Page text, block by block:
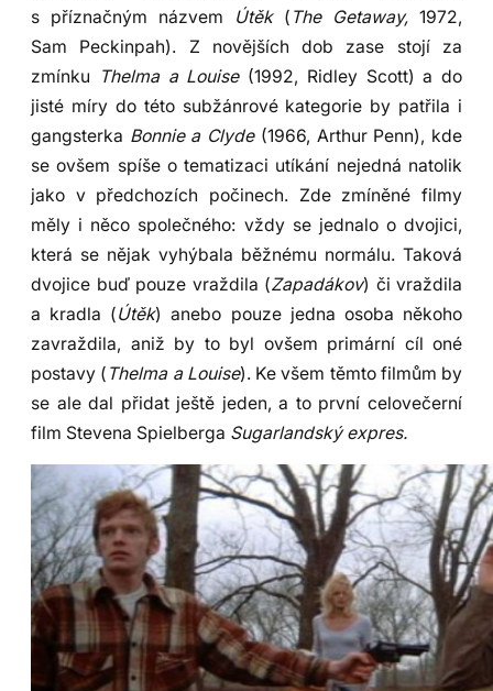
s příznačným názvem
Útěk ( The Getaway, 1972,
Sam Peckinpah). Z novějších dob zase stojí za
zmínku
Thelma a Louise (1992, Ridley Scott) a do
jisté míry do této subžánrové kategorie by patřila i
gangsterka Bonnie a Clyde (1966, Arthur Penn), kde
se ovšem spíše o tematizaci utíkání nejedná natolik
jako v předchozích počinech. Zde zmíněné filmy
měly i něco společného: vždy se jednalo o dvojici,
která se nějak vyhýbala běžnému normálu. Taková
dvojice buď pouze vraždila (Zapadákov) či vraždila
a kradla (Útěk) anebo pouze jedna osoba někoho
zavraždila, aniž by to byl ovšem primární cíl oné
postavy ( Thelma a Louise). Ke všem těmto filmům by
se ale dal přidat ještě jeden, a to první celovečerní
film Stevena Spielberga Sugarlandský expres.